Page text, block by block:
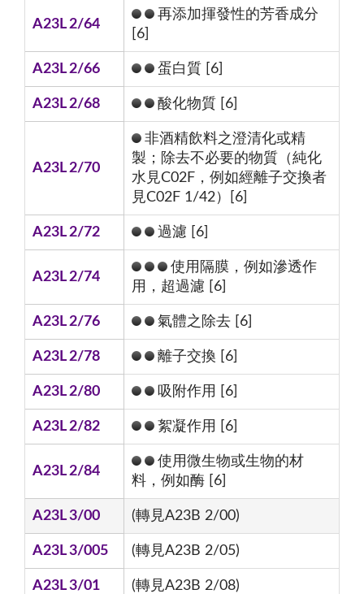
A23L 2/64
再添加揮發性的芳香成分
[6]
A23L 2/66 蛋白質 [6]
A23L 2/68 酸化物質 [6]
A23L 2/70
非酒精飲料之澄清化或精
製；除去不必要的物質（純化
水見C02F，例如經離子交換者
見C02F 1/42）[6]
A23L 2/72 過濾 [6]
A23L 2/74
使用隔膜，例如滲透作
用，超過濾 [6]
A23L 2/76 氣體之除去 [6]
A23L 2/78 離子交換 [6]
A23L 2/80 吸附作用 [6]
A23L 2/82 絮凝作用 [6]
A23L 2/84
使用微生物或生物的材
料，例如酶 [6]
A23L 3/00 (轉見A23B 2/00)
A23L 3/005 (轉見A23B 2/05)
A23L 3/01 (轉見A23B 2/08)